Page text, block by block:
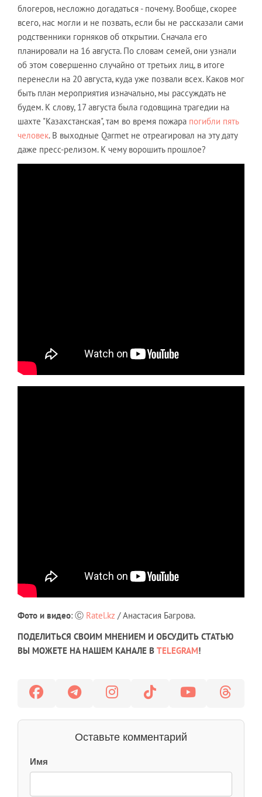
блогеров, несложно догадаться - почему. Вообще, скорее
всего, нас могли и не позвать, если бы не рассказали сами
родственники горняков об открытии. Сначала его
планировали на 16 августа. По словам семей, они узнали
об этом совершенно случайно от третьих лиц, в итоге
перенесли на 20 августа, куда уже позвали всех. Каков мог
быть план мероприятия изначально, мы рассуждать не
будем. К слову, 17 августа была годовщина трагедии на
шахте "Казахстанская", там во время пожара погибли пять
человек. В выходные Qarmet не отреагировал на эту дату
даже пресс-релизом. К чему ворошить прошлое?
Фото и видео: Ⓒ Ratel.kz / Анастасия Багрова.
ПОДЕЛИТЬСЯ СВОИМ МНЕНИЕМ И ОБСУДИТЬ СТАТЬЮ
ВЫ МОЖЕТЕ НА НАШЕМ КАНАЛЕ В TELEGRAM!
Оставьте комментарий
Имя